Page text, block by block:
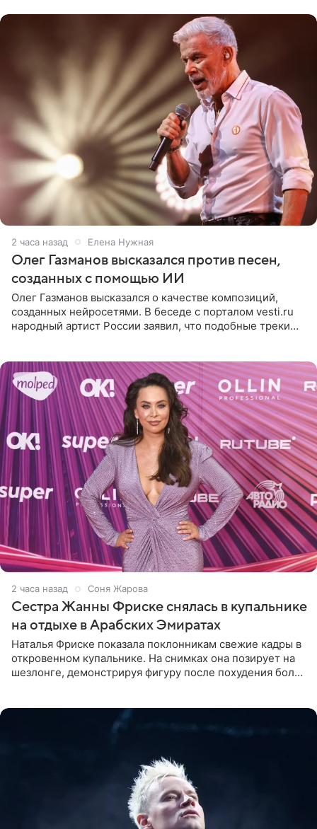
2 часа назад Елена Нужная
Олег Газманов высказался против песен,
созданных с помощью ИИ
Олег Газманов высказался о качестве композиций,
созданных нейросетями. В беседе с порталом vesti.ru
народный артист России заявил, что подобные треки
2 часа назад Соня Жарова
Сестра Жанны Фриске снялась в купальнике
на отдыхе в Арабских Эмиратах
Наталья Фриске показала поклонникам свежие кадры в
откровенном купальнике. На снимках она позирует на
шезлонге, демонстрируя фигуру после похудения более